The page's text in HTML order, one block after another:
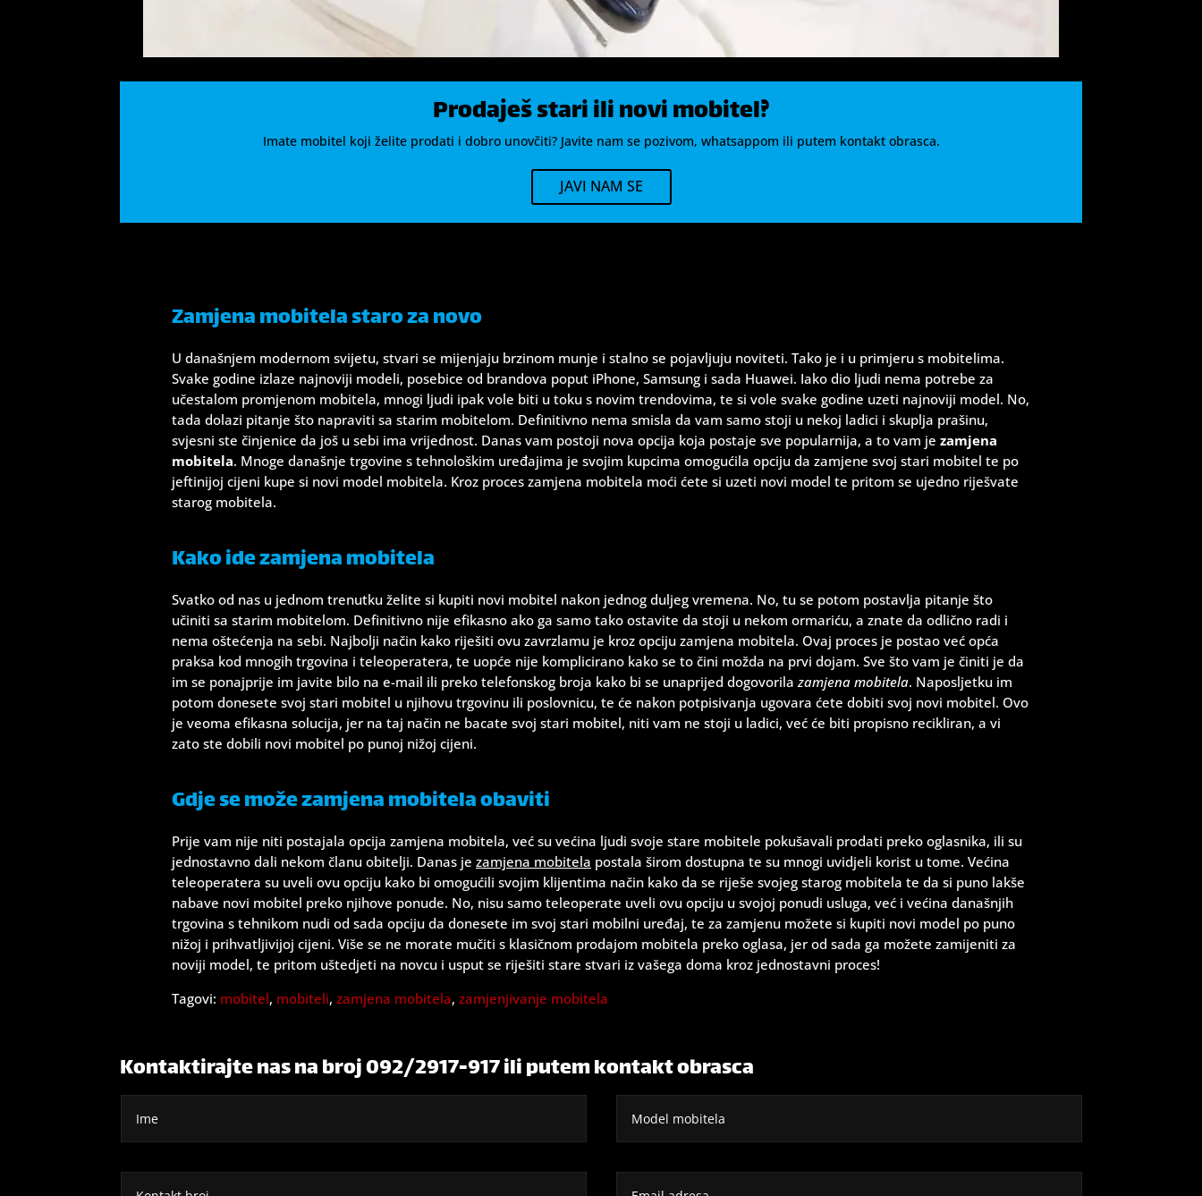
Prodaješ stari ili novi mobitel?
Imate mobitel koji želite prodati i dobro unovčiti? Javite nam se pozivom, whatsappom ili putem kontakt obrasca.
JAVI NAM SE
Zamjena mobitela staro za novo
U današnjem modernom svijetu, stvari se mijenjaju brzinom munje i stalno se pojavljuju noviteti. Tako je i u primjeru s mobitelima.
Svake godine izlaze najnoviji modeli, posebice od brandova poput iPhone, Samsung i sada Huawei. Iako dio ljudi nema potrebe za
učestalom promjenom mobitela, mnogi ljudi ipak vole biti u toku s novim trendovima, te si vole svake godine uzeti najnoviji model. No,
tada dolazi pitanje što napraviti sa starim mobitelom. Definitivno nema smisla da vam samo stoji u nekoj ladici i skuplja prašinu,
svjesni ste činjenice da još u sebi ima vrijednost. Danas vam postoji nova opcija koja postaje sve popularnija, a to vam je zamjena
mobitela. Mnoge današnje trgovine s tehnološkim uređajima je svojim kupcima omogućila opciju da zamjene svoj stari mobitel te po
jeftinijoj cijeni kupe si novi model mobitela. Kroz proces zamjena mobitela moći ćete si uzeti novi model te pritom se ujedno riješvate
starog mobitela.
Kako ide zamjena mobitela
Svatko od nas u jednom trenutku želite si kupiti novi mobitel nakon jednog duljeg vremena. No, tu se potom postavlja pitanje što
učiniti sa starim mobitelom. Definitivno nije efikasno ako ga samo tako ostavite da stoji u nekom ormariću, a znate da odlično radi i
nema oštećenja na sebi. Najbolji način kako riješiti ovu zavrzlamu je kroz opciju zamjena mobitela. Ovaj proces je postao već opća
praksa kod mnogih trgovina i teleoperatera, te uopće nije komplicirano kako se to čini možda na prvi dojam. Sve što vam je činiti je da
im se ponajprije im javite bilo na e-mail ili preko telefonskog broja kako bi se unaprijed dogovorilazamjena mobitela. Naposljetku im
potom donesete svoj stari mobitel u njihovu trgovinu ili poslovnicu, te će nakon potpisivanja ugovara ćete dobiti svoj novi mobitel. Ovo
je veoma efikasna solucija, jer na taj način ne bacate svoj stari mobitel, niti vam ne stoji u ladici, već će biti propisno recikliran, a vi
zato ste dobili novi mobitel po punoj nižoj cijeni.
Gdje se može zamjena mobitela obaviti
Prije vam nije niti postajala opcija zamjena mobitela, već su većina ljudi svoje stare mobitele pokušavali prodati preko oglasnika, ili su
jednostavno dali nekom članu obitelji. Danas je zamjena mobitela postala širom dostupna te su mnogi uvidjeli korist u tome. Većina
teleoperatera su uveli ovu opciju kako bi omogućili svojim klijentima način kako da se riješe svojeg starog mobitela te da si puno lakše
nabave novi mobitel preko njihove ponude. No, nisu samo teleoperate uveli ovu opciju u svojoj ponudi usluga, već i većina današnjih
trgovina s tehnikom nudi od sada opciju da donesete im svoj stari mobilni uređaj, te za zamjenu možete si kupiti novi model po puno
nižoj i prihvatljivijoj cijeni. Više se ne morate mučiti s klasičnom prodajom mobitela preko oglasa, jer od sada ga možete zamijeniti za
noviji model, te pritom uštedjeti na novcu i usput se riješiti stare stvari iz vašega doma kroz jednostavni proces!
Tagovi: mobitel, mobiteli, zamjena mobitela, zamjenjivanje mobitela
Kontaktirajte nas na broj 092/2917-917 ili putem kontakt obrasca